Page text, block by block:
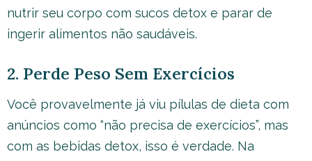
nutrir seu corpo com sucos detox e parar de
ingerir alimentos não saudáveis.
2. Perde Peso Sem Exercícios
Você provavelmente já viu pílulas de dieta com
anúncios como “não precisa de exercícios”, mas
com as bebidas detox, isso é verdade. Na